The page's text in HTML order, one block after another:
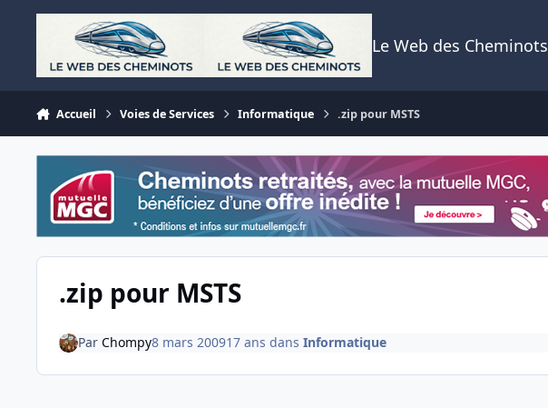
Aller au contenu
Le Web des Cheminots
Accueil Voies de Services Informatique .zip pour MSTS
.zip pour MSTS
Par Chompy8 mars 200917 ans dans Informatique